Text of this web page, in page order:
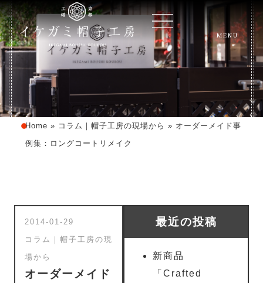
MENU
Home » コラム｜帽子工房の現場から » オーダーメイド事
例集：ロングコートリメイク
2014-01-29
コラム｜帽子工房の現
場から
オーダーメイド
最近の投稿
新商品
「Crafted